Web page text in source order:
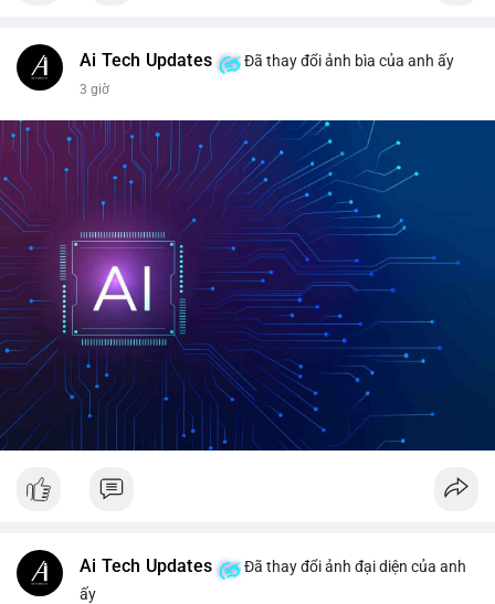
Ai Tech Updates Đã thay đổi ảnh bìa của anh ấy
3 giờ
Ai Tech Updates
Đã thay đổi ảnh đại diện của anh
ấy